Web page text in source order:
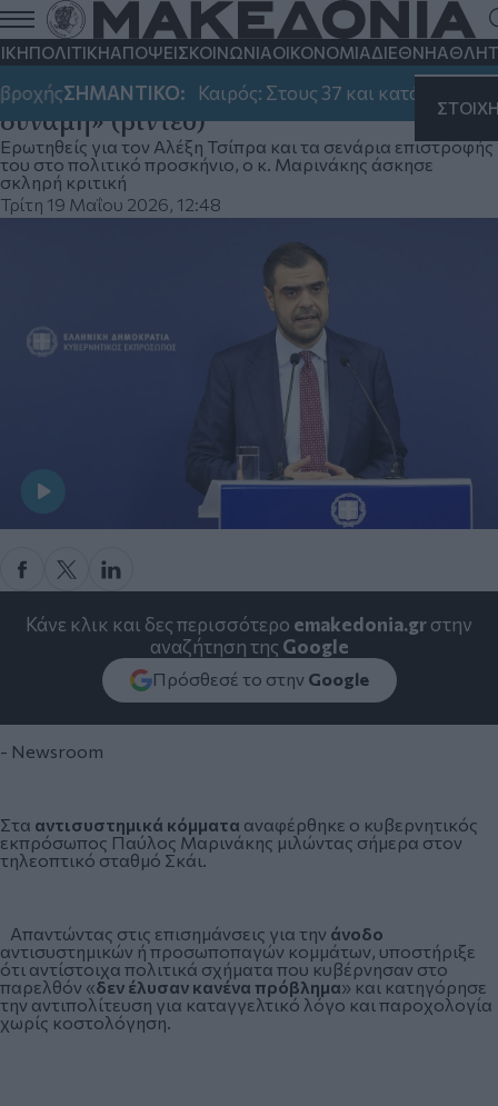
ΠΟΛΙΤΙΚΗΑΠΟΨΕΙΣΚΟΙΝΩΝΙΑΟΙΚΟΝΟΜΙΑΔΙΕΘΝΗ
ΣΗΜΑΝΤΙΚΟ: Καιρός: Στους 37 και κατά τόπους
Π. Μαρινάκης: «Ο Ν. Ανδρουλάκης έχει
αποφασίσει να παίξει με όρους Τσίπρα -
Η ΝΔ παραμένει κυρίαρχη πολιτική
δύναμη» (βίντεο)
Ερωτηθείς για τον Αλέξη Τσίπρα και τα σενάρια επιστροφής
του στο πολιτικό προσκήνιο, ο κ. Μαρινάκης άσκησε
σκληρή κριτική
Τρίτη 19 Μαΐου 2026, 12:48
Κάνε κλικ και δες περισσότερο emakedonia.grστην
αναζήτηση της Google
Πρόσθεσέ το στην Google
- Newsroom
Στα αντισυστημικά κόμματα αναφέρθηκε ο κυβερνητικός
εκπρόσωπος Παύλος Μαρινάκης μιλώντας σήμερα στον
τηλεοπτικό σταθμό Σκάι.
Απαντώντας στις επισημάνσεις για την άνοδο
αντισυστημικών ή προσωποπαγών κομμάτων, υποστήριξε
ότι αντίστοιχα πολιτικά σχήματα που κυβέρνησαν στο
παρελθόν «δεν έλυσαν κανένα πρόβλημα» και κατηγόρησε
την αντιπολίτευση για καταγγελτικό λόγο και παροχολογία
χωρίς κοστολόγηση.